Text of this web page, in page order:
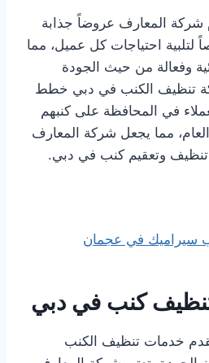
شركة المعارف عروضاً جذابة
احتياجات كل عميل، مما
وفعالة من حيث الجودة
تنظيف الكنب في دبي خطط
في المحافظة على كنبهم
مما يجعل شركة المعارف
تنظيف وتعقيم كنب في دبي.
سيراميك في عجمان
كنب في دبي
خدمات تنظيف الكنب